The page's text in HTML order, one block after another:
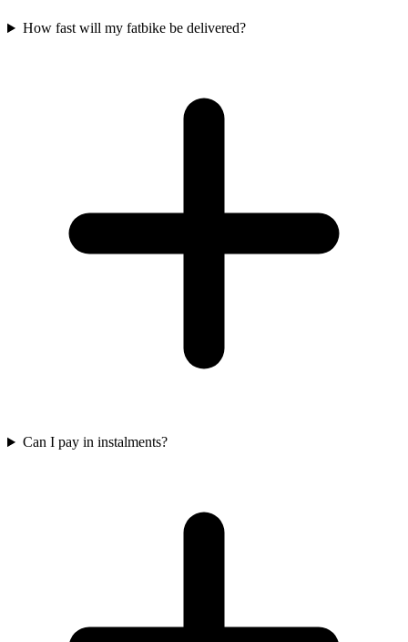
How fast will my fatbike be delivered?
Can I pay in instalments?